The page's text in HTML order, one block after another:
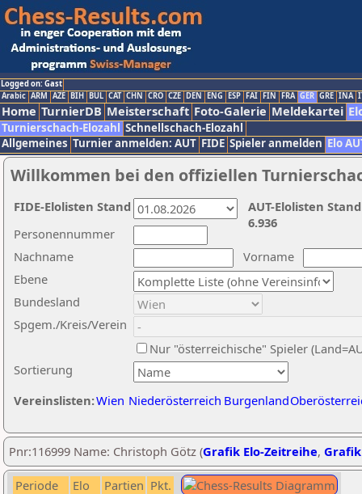
Logged on: Gast
Arabic ARM AZE BIH BUL CAT CHN CRO CZE DEN ENG ESP FAI FIN FRA GER GRE INA
Home TurnierDB Meisterschaft Foto-Galerie Meldekartei
Turnierschach-Elozahl Schnellschach-Elozahl
Allgemeines Turnier anmelden: AUT FIDE Spieler anmelden Elo
Willkommen bei den offiziellen
Nachname
Vorname
Ebene
Sortierung
Personennummer
Bundesland
Spgem./Kreis/Verein
Nur "österreichische" Spieler
Vereinslisten:Wien Niederösterreich Burgenland
AUT-Elolisten
6.936
FIDE-Elolisten Stand
Pnr:116999 Name: Christoph Götz (Grafik Elo-Zeitreihe,
Periode Elo Partien Pkt.